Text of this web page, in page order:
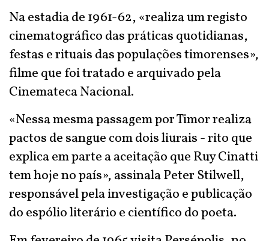
Na estadia de 1961-62, «realiza um registo
cinematográfico das práticas quotidianas,
festas e rituais das populações timorenses»,
filme que foi tratado e arquivado pela
Cinemateca Nacional.
«Nessa mesma passagem por Timor realiza
pactos de sangue com dois liurais - rito que
explica em parte a aceitação que Ruy Cinatti
tem hoje no país», assinala Peter Stilwell,
responsável pela investigação e publicação
do espólio literário e científico do poeta.